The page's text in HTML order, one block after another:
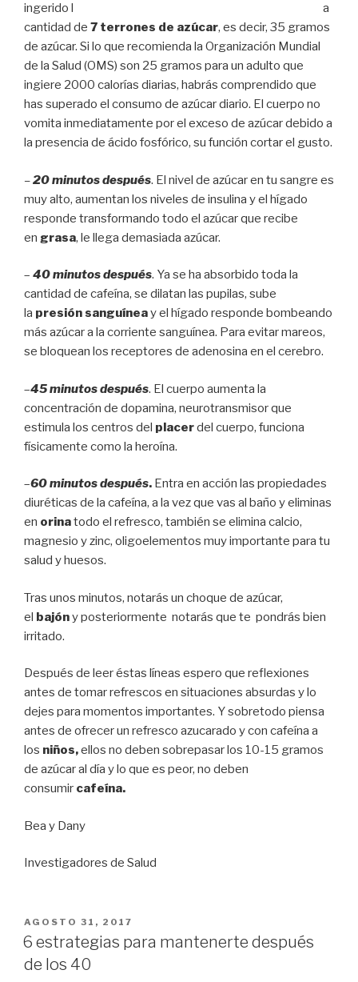
ingerido l
a
cantidad de 7 terrones de azúcar, es decir, 35 gramos
de azúcar. Si lo que recomienda la Organización Mundial
de la Salud (OMS) son 25 gramos para un adulto que
ingiere 2000 calorías diarias, habrás comprendido que
has superado el consumo de azúcar diario. El cuerpo no
vomita inmediatamente por el exceso de azúcar debido a
la presencia de ácido fosfórico, su función cortar el gusto.
–20 minutos después. El nivel de azúcar en tu sangre es
muy alto, aumentan los niveles de insulina y el hígado
responde transformando todo el azúcar que recibe
en grasa, le llega demasiada azúcar.
– 40 minutos después. Ya se ha absorbido toda la
cantidad de cafeína, se dilatan las pupilas, sube
la presión sanguíneay el hígado responde bombeando
más azúcar a la corriente sanguínea. Para evitar mareos,
se bloquean los receptores de adenosina en el cerebro.
–45 minutos después. El cuerpo aumenta la
concentración de dopamina, neurotransmisor que
estimula los centros del placerdel cuerpo, funciona
físicamente como la heroína.
–60 minutos después. Entra en acción las propiedades
diuréticas de la cafeína, a la vez que vas al baño y eliminas
en orinatodo el refresco, también se elimina calcio,
magnesio y zinc, oligoelementos muy importante para tu
salud y huesos.
Tras unos minutos, notarás un choque de azúcar,
el bajóny posteriormente notarás que te pondrás bien
irritado.
Después de leer éstas líneas espero que reflexiones
antes de tomar refrescos en situaciones absurdas y lo
dejes para momentos importantes. Y sobretodo piensa
antes de ofrecer un refresco azucarado y con cafeína a
los niños,ellos no deben sobrepasar los 10-15 gramos
de azúcar al día y lo que es peor, no deben
consumir cafeína.
Bea y Dany
Investigadores de Salud
PUBLICADO
EL
AGOSTO 31, 2017
6 estrategias para mantenerte después
de los 40